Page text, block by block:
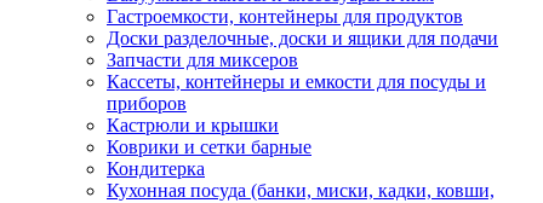
Гастроемкости, контейнеры для продуктов
Доски разделочные, доски и ящики для подачи
Запчасти для миксеров
Кассеты, контейнеры и емкости для посуды и
приборов
Кастрюли и крышки
Коврики и сетки барные
Кондитерка
Кухонная посуда (банки, миски, кадки, ковши,